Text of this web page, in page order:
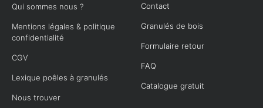
Qui sommes nous ?
Mentions légales & politique
confidentialité
CGV
Lexique poêles à granulés
Nous trouver
Contact
Granulés de bois
Formulaire retour
FAQ
Catalogue gratuit